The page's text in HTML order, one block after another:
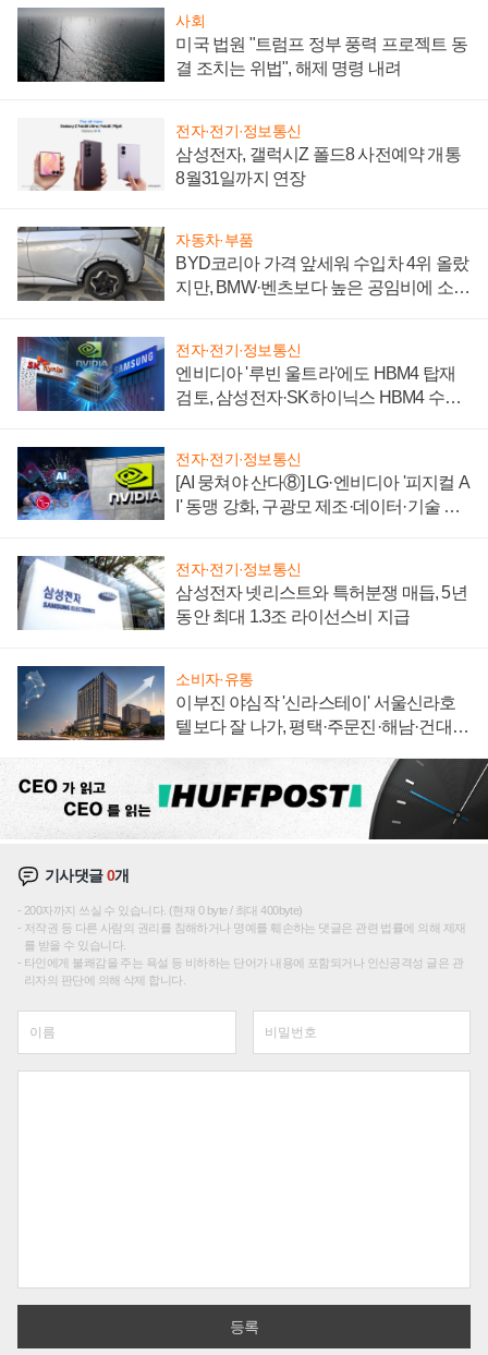
사회
미국 법원 "트럼프 정부 풍력 프로젝트 동
결 조치는 위법", 해제 명령 내려
전자·전기·정보통신
삼성전자, 갤럭시Z 폴드8 사전예약 개통
8월31일까지 연장
자동차·부품
BYD코리아 가격 앞세워 수입차 4위 올랐
지만, BMW·벤츠보다 높은 공임비에 소비
전자·전기·정보통신
엔비디아 '루빈 울트라'에도 HBM4 탑재
검토, 삼성전자·SK하이닉스 HBM4 수율
전자·전기·정보통신
[AI 뭉쳐야 산다⑧] LG·엔비디아 '피지컬 A
I' 동맹 강화, 구광모 제조·데이터·기술 결
전자·전기·정보통신
삼성전자 넷리스트와 특허분쟁 매듭, 5년
동안 최대 1.3조 라이선스비 지급
소비자·유통
이부진 야심작 '신라스테이' 서울신라호
텔보다 잘 나가, 평택·주문진·해남·건대로
기사댓글0개
200자까지 쓰실 수 있습니다. (현재 0 byte / 최대 400byte)
저작권 등 다른 사람의 권리를 침해하거나 명예를 훼손하는 댓글은 관련 법률에 의해 제재
를 받을 수 있습니다.
타인에게 불쾌감을 주는 욕설 등 비하하는 단어가 내용에 포함되거나 인신공격성 글은 관
리자의 판단에 의해 삭제 합니다.